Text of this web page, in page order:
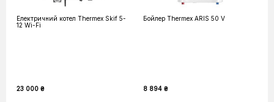
Електричний котел Thermex Skif 5-
12 Wi-Fi
23 000 ₴
Бойлер Thermex ARIS 50 V
8 894 ₴